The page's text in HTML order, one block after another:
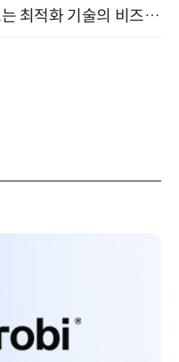
[올쇼TV] Gurobi와 함께 알아보는 최적화 기술의 비즈니스 활용 (8월 20일 생방송)